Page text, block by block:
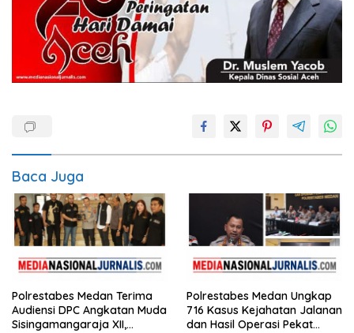
Baca Juga
Polrestabes Medan Terima
Audiensi DPC Angkatan Muda
Sisingamangaraja XII,
Polrestabes Medan Ungkap
716 Kasus Kejahatan Jalanan
dan Hasil Operasi Pekat